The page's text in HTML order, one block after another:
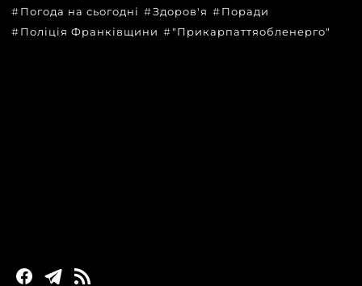
Погода на сьогодні
Здоров'я
Поради
Поліція Франківщини
"Прикарпаттяобленерго"